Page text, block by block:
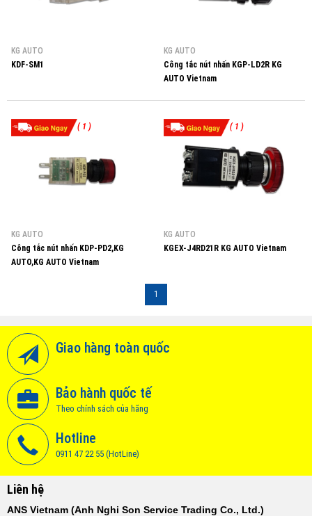
KG AUTO
KDF-SM1
KG AUTO
Công tắc nút nhấn KGP-LD2R KG
AUTO Vietnam
( 1 )
KG AUTO
Công tắc nút nhấn KDP-PD2,KG
AUTO,KG AUTO Vietnam
( 1 )
KG AUTO
KGEX-J4RD21R KG AUTO Vietnam
1
Giao hàng toàn quốc
Bảo hành quốc tế
Theo chính sách của hãng
Hotline
0911 47 22 55 (HotLine)
Liên hệ
ANS Vietnam (Anh Nghi Son Service Trading Co., Ltd.)